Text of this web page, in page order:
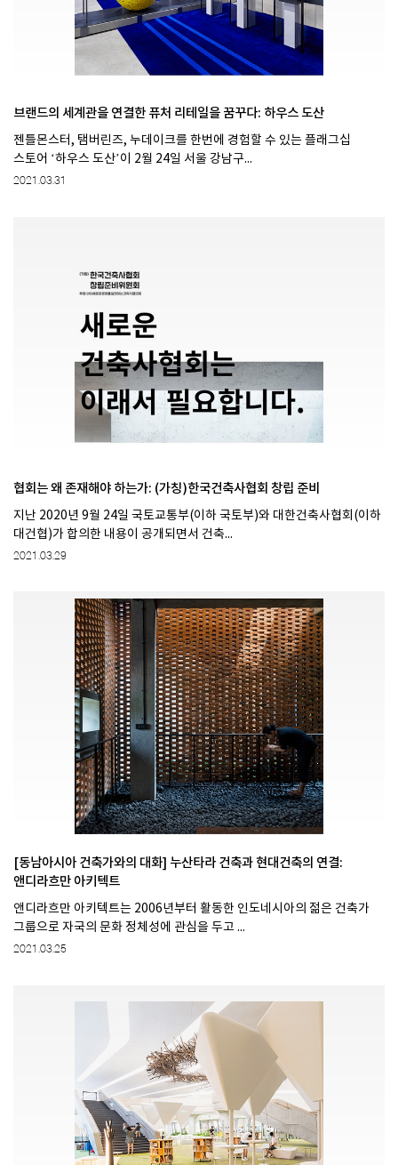
브랜드의 세계관을 연결한 퓨처 리테일을 꿈꾸다: 하우스 도산
젠틀몬스터, 탬버린즈, 누데이크를 한번에 경험할 수 있는 플래그십
스토어 ‘하우스 도산’이 2월 24일 서울 강남구...
2021.03.31
협회는 왜 존재해야 하는가: (가칭)한국건축사협회 창립 준비
지난 2020년 9월 24일 국토교통부(이하 국토부)와 대한건축사협회(이하
대건협)가 합의한 내용이 공개되면서 건축...
2021.03.29
[동남아시아 건축가와의 대화] 누산타라 건축과 현대건축의 연결:
앤디라흐만 아키텍트
앤디라흐만 아키텍트는 2006년부터 활동한 인도네시아의 젊은 건축가
그룹으로 자국의 문화 정체성에 관심을 두고 ...
2021.03.25